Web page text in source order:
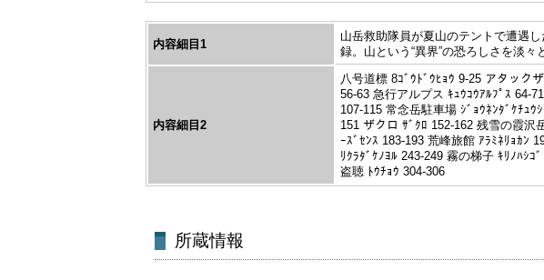
内容細目1
山岳救助隊員が夏山のテントで遭遇
録。山という“異界”の恐ろしさを淡々
内容細目2
八号道標 8ｺﾞｳﾄﾞｳﾋｮｳ 9-25 アタック
56-63 急行アルプス ｷｭｳｺｳｱﾙﾌﾟｽ 64-
107-115 常念岳駐車場 ｼﾞｮｳﾈﾝﾀﾞｹﾁｭ
151 ザクロ ｻﾞｸﾛ 152-162 残雪の霞沢
ｰｽﾞｾﾝｽ 183-193 荒峰旅館 ｱﾗﾐﾈﾘｮｶﾝ
ﾘｸﾗﾀﾞｹﾉﾖﾙ 243-249 霧の梯子 ｷﾘﾉﾊｼｺ
盗聴 ﾄｳﾁｮｳ 304-306